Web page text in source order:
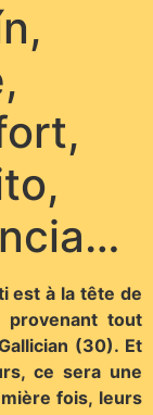
est à la tête de
provenant tout
(30). Et
ce sera une
fois, leurs